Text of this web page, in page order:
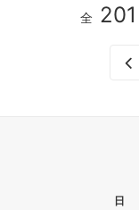
全 201
日